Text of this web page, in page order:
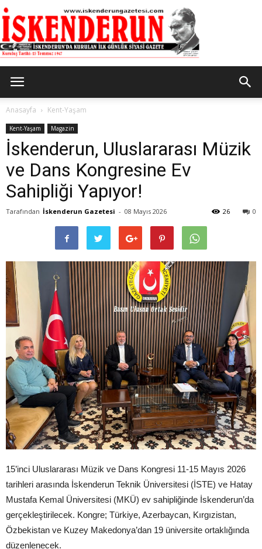
Gazetesi
Anasayfa Kent-Yaşam
Kent-Yaşam Magazin
İskenderun, Uluslararası Müzik
ve Dans Kongresine Ev
Sahipliği Yapıyor!
Tarafından İskenderun Gazetesi - 08 Mayıs 2026 0
26
15’inci Uluslararası Müzik ve Dans Kongresi 11-15 Mayıs 2026
tarihleri arasında İskenderun Teknik Üniversitesi (İSTE) ve Hatay
Mustafa Kemal Üniversitesi (MKÜ) ev sahipliğinde İskenderun’da
gerçekleştirilecek. Kongre; Türkiye, Azerbaycan, Kırgızistan,
Özbekistan ve Kuzey Makedonya’dan 19 üniversite ortaklığında
düzenlenecek.